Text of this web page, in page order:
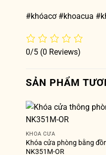
#khóacơ #khoacua
0/5 (0 Reviews)
SẢN PHẨM
KHÓA CỬA
Khóa cửa phòng bằng
NK351M-OR